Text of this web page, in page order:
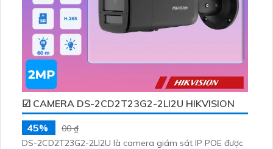
☑ CAMERA DS-2CD2T23G2-2LI2U HIKVISION
45%
00 ₫
DS-2CD2T23G2-2LI2U là camera giám sát IP POE được